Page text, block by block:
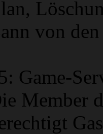
von
Game-
Member